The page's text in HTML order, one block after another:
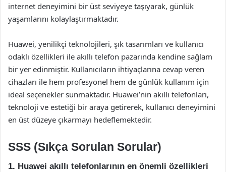
internet deneyimini bir üst seviyeye taşıyarak, günlük
yaşamlarını kolaylaştırmaktadır.
Huawei, yenilikçi teknolojileri, şık tasarımları ve kullanıcı
odaklı özellikleri ile akıllı telefon pazarında kendine sağlam
bir yer edinmiştir. Kullanıcıların ihtiyaçlarına cevap veren
cihazları ile hem profesyonel hem de günlük kullanım için
ideal seçenekler sunmaktadır. Huawei’nin akıllı telefonları,
teknoloji ve estetiği bir araya getirerek, kullanıcı deneyimini
en üst düzeye çıkarmayı hedeflemektedir.
SSS (Sıkça Sorulan Sorular)
1. Huawei akıllı telefonlarının en önemli özellikleri